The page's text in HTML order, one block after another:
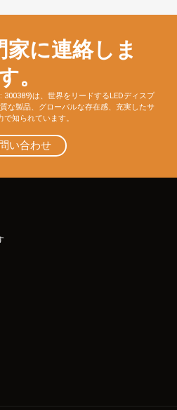
家に連絡しま
。
300389)は、世界をリードするLEDディスプ
な製品、グローバルな存在感、充実したサ
で知られています。
い合わせ